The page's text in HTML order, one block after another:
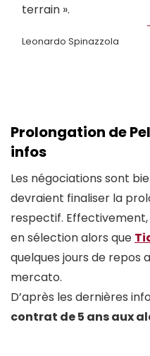
terrain ».
Leonardo Spinazzola
Prolongation de
infos
Les négociations sont
devraient finaliser la
respectif. Effectivement,
en sélection alors que
quelques jours de repos
mercato.
D’après les dernières
contrat de 5 ans aux